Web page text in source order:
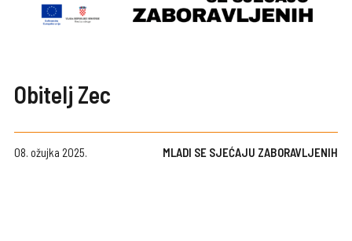
Obitelj Zec
08. ožujka 2025. MLADI SE SJEĆAJU ZABORAVLJENIH